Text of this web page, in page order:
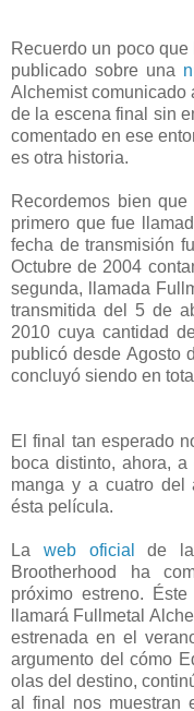
Recuerdo un poco
publicado sobre una
Alchemist comunicado
de la escena final sin
comentado en ese
es otra historia.
Recordemos bien
primero que fue
fecha de transmisión
Octubre de 2004
segunda, llamada
transmitida del 5 de
2010 cuya cantidad
publicó desde Agosto
concluyó siendo en
El final tan esperado
boca distinto, ahora,
manga y a cuatro del
ésta película.
La web oficial
de la
Brootherhood ha
próximo estreno.
llamará Fullmetal
estrenada en el
argumento del cómo
olas del destino,
al final nos muestran